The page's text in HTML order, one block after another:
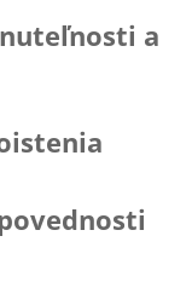
a